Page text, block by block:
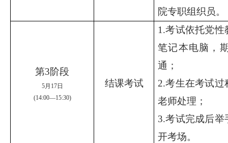
院专职组织员。
第3阶段
5月 17日
(14:00—15:30)
结课考试
1.考试依托党性
笔记本电脑，
通；
2.考生在考试过
老师处理；
3.考试完成后举
开考场。